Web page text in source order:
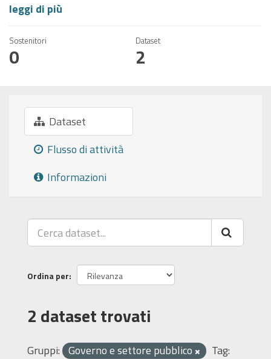
leggi di più
Sostenitori
0
Dataset
2
Dataset
Flusso di attività
Informazioni
Ordina per
2 dataset trovati
Gruppi: Governo e settore pubblico
Tag: